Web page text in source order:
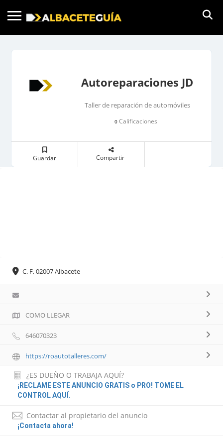
Autoreparaciones JD
Taller de reparación de automóviles
0Calificaciones
Guardar Compartir
C. F, 02007 Albacete
COMO LLEGAR
646070323
https://roautotalleres.com/
¿ES DUEÑO O TRABAJA AQUÍ?
¡RECLAME ESTE ANUNCIO GRATIS o PRO! TOME EL
CONTROL AQUÍ.
Contactar al propietario del anuncio
¡Contacta ahora!